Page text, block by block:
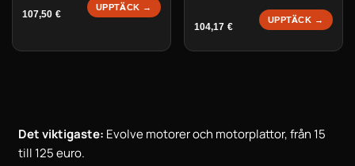
107,50 €
UPPTÄCK →
104,17€
UPPTÄCK →
Det viktigaste: Evolve motorer och motorplattor, från 15
till 125 euro.